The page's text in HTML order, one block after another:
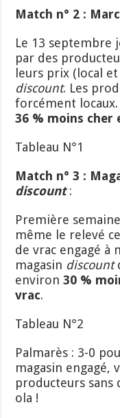
Match n° 2 :
Le 13 septembre
par des
leurs prix (local
discount. Les
forcément
36 % moins cher
Tableau N°1
Match n° 3 :
discount:
Première
même le relevé
de vrac engagé à
magasin discount
environ30 %
vrac.
Tableau N°2
Palmarès : 3-0
magasin engagé,
producteurs
ola !